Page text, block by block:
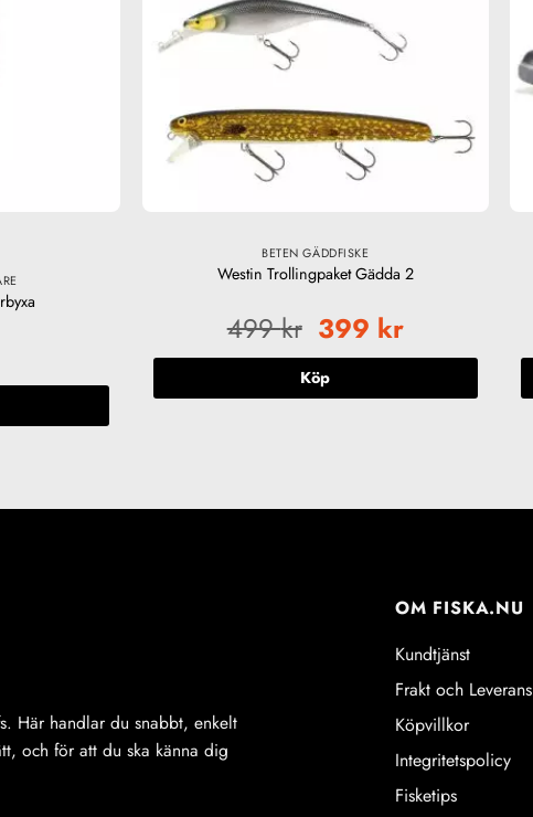
BETEN GÄDDFISKE
Westin Trollingpaket Gädda 2
499kr Det
ursprungliga
priset
var:
399 krDet
nuvarande
är:
Köp
Här handlar du snabbt, enkelt
och för att du ska känna dig
OM FISKA.NU
Kundtjänst
Frakt och Leverans
Köpvillkor
Integritetspolicy
Fisketips